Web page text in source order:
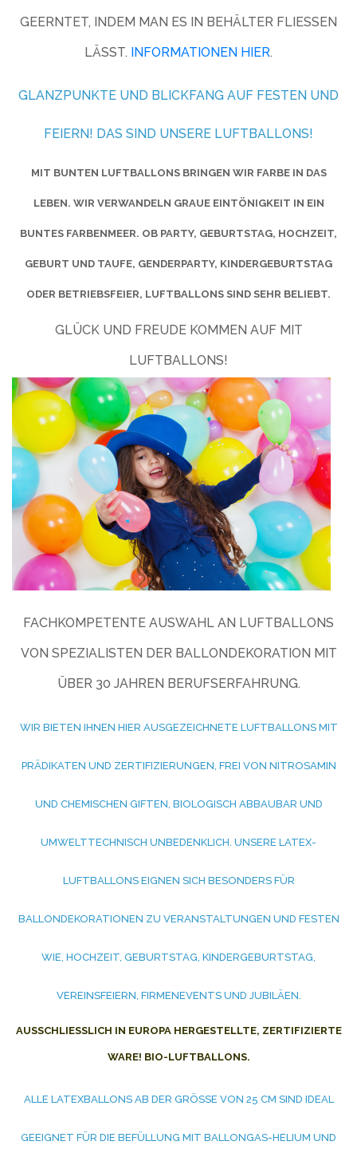
GEERNTET, INDEM MAN ES IN BEHÄLTER FLIESSEN L
ÄSST. INFORMATIONEN HIER.
GLANZPUNKTE UND BLICKFANG AUF FESTEN UND
FEIERN! DAS SIND UNSERE LUFTBALLONS!
MIT BUNTEN LUFTBALLONS BRINGEN WIR FARBE IN DAS
LEBEN. WIR VERWANDELN GRAUE EINTÖNIGKEIT IN EIN
BUNTES FARBENMEER. OB PARTY, GEBURTSTAG, HOCHZEIT,
GEBURT UND TAUFE, GENDERPARTY, KINDERGEBURTSTAG
ODER BETRIEBSFEIER, LUFTBALLONS SIND SEHR BELIEBT.
GLÜCK UND FREUDE KOMMEN AUF MIT
LUFTBALLONS!
FACHKOMPETENTE AUSWAHL AN LUFTBALLONS
VON SPEZIALISTEN DER BALLONDEKORATION MIT
ÜBER 30 JAHREN BERUFSERFAHRUNG.
WIR BIETEN IHNEN HIER AUSGEZEICHNETE LUFTBALLONS MIT
PRÄDIKATEN UND ZERTIFIZIERUNGEN, FREI VON NITROSAMIN
UND CHEMISCHEN GIFTEN, BIOLOGISCH ABBAUBAR UND
UMWELTTECHNISCH UNBEDENKLICH. UNSERE LATEX-
LUFTBALLONS EIGNEN SICH BESONDERS FÜR
BALLONDEKORATIONEN ZU VERANSTALTUNGEN UND FESTEN
WIE, HOCHZEIT, GEBURTSTAG, KINDERGEBURTSTAG,
VEREINSFEIERN, FIRMENEVENTS UND JUBILÄEN.
AUSSCHLIESSLICH IN EUROPA HERGESTELLTE, ZERTIFIZIERTE W
ARE! BIO-LUFTBALLONS.
ALLE LATEXBALLONS AB DER GRÖSSE VON 25 CM SIND IDEAL G
EEIGNET FÜR DIE BEFÜLLUNG MIT BALLONGAS-HELIUM UND L